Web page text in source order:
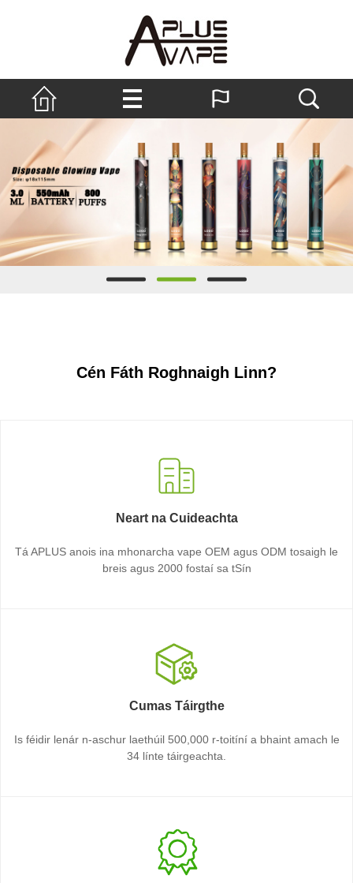
Cén Fáth Roghnaigh Linn?
Neart na Cuideachta
Tá APLUS anois ina mhonarcha vape OEM agus ODM tosaigh le
breis agus 2000 fostaí sa tSín
Cumas Táirgthe
Is féidir lenár n-aschur laethúil 500,000 r-toitíní a bhaint amach le
34 línte táirgeachta.